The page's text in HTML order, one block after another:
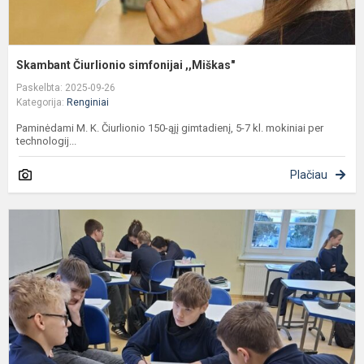
Skambant Čiurlionio simfonijai ,,Miškas"
Paskelbta: 2025-09-26
Kategorija: Renginiai
Paminėdami M. K. Čiurlionio 150-ąjį gimtadienį, 5-7 kl. mokiniai per
technologij...
Plačiau